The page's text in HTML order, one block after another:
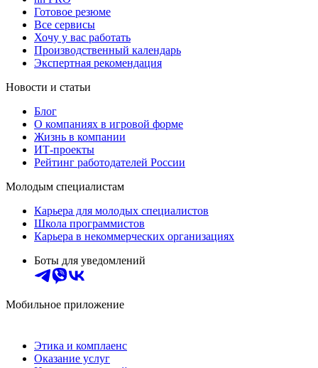
Готовое резюме
Все сервисы
Хочу у вас работать
Производственный календарь
Экспертная рекомендация
Новости и статьи
Блог
О компаниях в игровой форме
Жизнь в компании
ИТ-проекты
Рейтинг работодателей России
Молодым специалистам
Карьера для молодых специалистов
Школа программистов
Карьера в некоммерческих организациях
Боты для уведомлений
Мобильное приложение
Этика и комплаенс
Оказание услуг